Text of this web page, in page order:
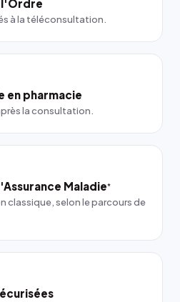
l'Ordre
à la téléconsultation.
en pharmacie
la consultation.
Maladie*
classique, selon le parcours de